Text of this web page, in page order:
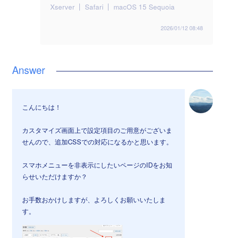
Xserver
Safari macOS 15 Sequoia
2026/01/12 08:48
こんにちは！
カスタマイズ画面上で設定項目のご用意がございま
せんので、追加CSSでの対応になるかと思います。
スマホメニューを非表示にしたいページのIDをお知
らせいただけますか？
お手数おかけしますが、よろしくお願いいたしま
す。